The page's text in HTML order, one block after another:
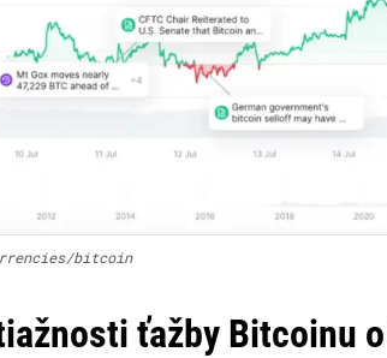
bitcoin
ťažby Bitcoinu o